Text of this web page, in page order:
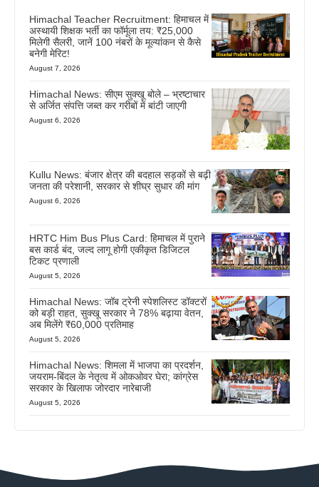
Himachal Teacher Recruitment: हिमाचल में
अस्थायी शिक्षक भर्ती का फॉर्मूला तय: ₹25,000
मिलेगी सैलरी, जानें 100 नंबरों के मूल्यांकन से कैसे
बनेगी मेरिट!
August 7, 2026
Himachal News: सीएम सुक्खू बोले – भ्रष्टाचार
से अर्जित संपत्ति जब्त कर गरीबों में बांटी जाएगी
August 6, 2026
Kullu News: बंजार क्षेत्र की बदहाल सड़कों से बढ़ी
जनता की परेशानी, सरकार से शीघ्र सुधार की मांग
August 6, 2026
HRTC Him Bus Plus Card: हिमाचल में पुराने
बस कार्ड बंद, जल्द लागू होगी एकीकृत डिजिटल
टिकट प्रणाली
August 5, 2026
Himachal News: जॉब ट्रेनी स्पेशलिस्ट डॉक्टरों
को बड़ी राहत, सुक्खू सरकार ने 78% बढ़ाया वेतन,
अब मिलेंगे ₹60,000 प्रतिमाह
August 5, 2026
Himachal News: शिमला में भाजपा का प्रदर्शन,
जयराम-बिंदल के नेतृत्व में ओकओवर घेरा; कांग्रेस
सरकार के खिलाफ जोरदार नारेबाजी
August 5, 2026